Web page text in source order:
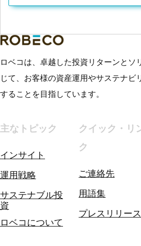
ロベコは、卓越した投資リターンとソ
じて、お客様の資産運用やサステナビ
することを目指しています。
主なトピック
インサイト
運用戦略
サステナブル投
資
ロベコについて
クイック・リ
ク
ご連絡先
用語集
プレスリリース